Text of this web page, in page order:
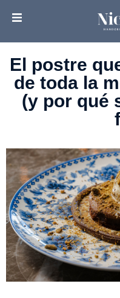
El postre
de toda la
(y por qué